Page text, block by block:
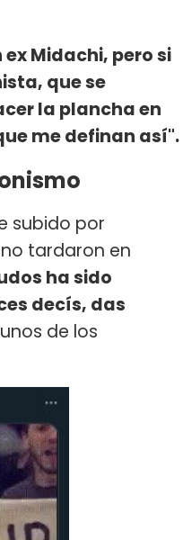
Midachi, pero si
que se
la plancha en
me definan así".
subido por
tardaron en
ha sido
decís, das
de los